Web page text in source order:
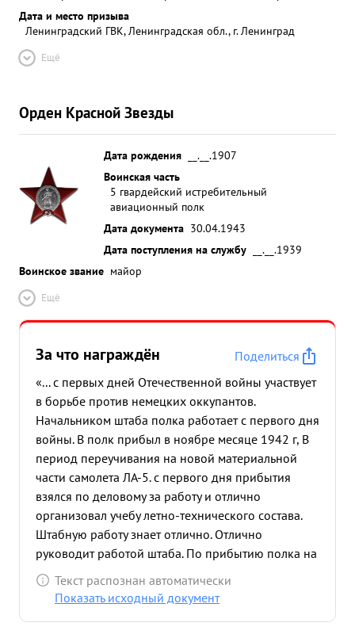
Дата и место призыва
Ленинградский ГВК, Ленинградская обл., г. Ленинград
Ещё
Орден Красной Звезды
Дата рождения
__.__.1907
Воинская часть
5 гвардейский истребительный
авиационный полк
Дата документа 30.04.1943
Дата поступления на службу
__.__.1939
Воинское звание майор
Ещё
За что награждён
Поделиться
«... с первых дней Отечественной войны участвует
в борьбе против немецких оккупантов.
Начальником штаба полка работает с первого дня
войны. В полк прибыл в ноябре месяце 1942 г, В
период переучивания на новой материальной
части самолета ЛА-5. с первого дня прибытия
взялся по деловому за работу и отлично
организовал учебу летно-технического состава.
Штабную работу знает отлично. Отлично
руководит работой штаба. По прибытию полка на
действующий аэродром отлично провел работу
по организации командного пункта полка и
Текст распознан автоматически
Показать исходный документ